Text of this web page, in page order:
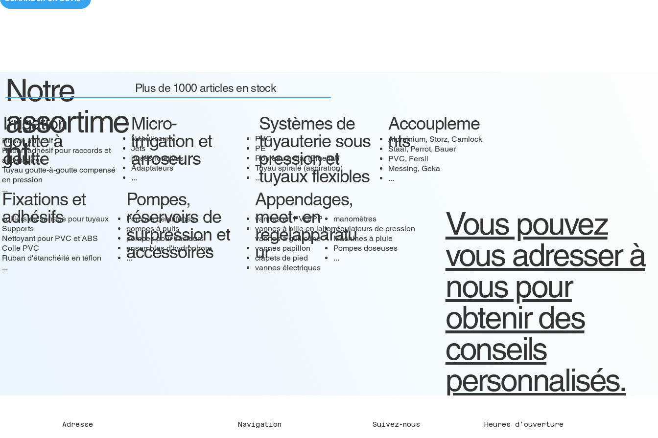
colliers de serrage pour tuyaux
Supports
Nettoyant pour PVC et ABS
Colle PVC
Ruban d'étanchéité en téflon
...
Notre
assortime
nt
Plus de 1000 articles en stock
Irrigation
goutte à
goutte
Micro-
irrigation et
arroseurs
Systèmes de
tuyauterie sous
pression et
tuyaux flexibles
Accoupleme
nts
Ruban adhésif
Ruban adhésif pour raccords et
accessoires
Tuyau goutte-à-goutte compensé
en pression
...
Nébuliseurs
Jets
buses rotatives
Adaptateurs
...
PVC
PE
Rouleau à plat (Blueflat)
Tuyau spiralé (aspiration)
...
Aluminium, Storz, Camlock
Staal, Perrot, Bauer
PVC, Fersil
Messing, Geka
...
Fixations et
adhésifs
Pompes,
réservoirs de
surpression et
accessoires
Appendages,
meet- en
regelapparatu
ur
Pompes centrifuges
pompes à puits
pompes pour tracteurs
ensembles d'hydrophore
...
vannes en PVC/PP
vannes à bille en laiton /
vannes à guillotine
vannes papillon
clapets de pied
vannes électriques
manomètres
régulateurs de pression
Machines à pluie
Pompes doseuses
...
Vous pouvez
vous adresser à
nous pour
obtenir des
conseils
personnalisés.
Adresse Navigation Suivez-nous Heures d'ouverture